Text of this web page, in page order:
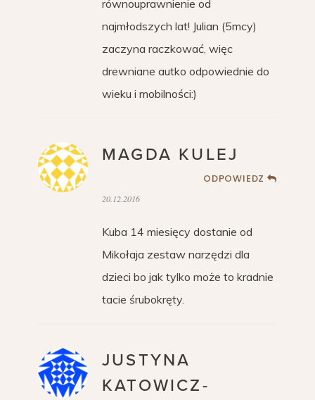
równouprawnienie od
najmłodszych lat! Julian (5mcy)
zaczyna raczkować, więc
drewniane autko odpowiednie do
wieku i mobilności:)
MAGDA KULEJ
ODPOWIEDZ
20.12.2016
Kuba 14 miesięcy dostanie od
Mikołaja zestaw narzędzi dla
dzieci bo jak tylko może to kradnie
tacie śrubokręty.
JUSTYNA
KATOWICZ-